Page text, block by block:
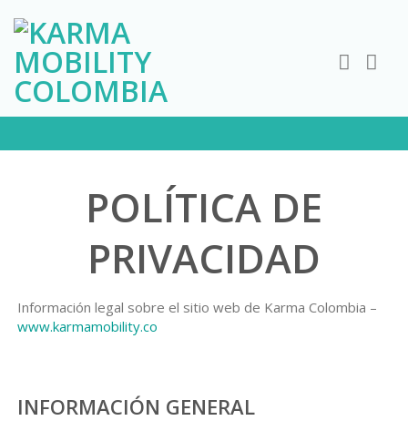
content
POLÍTICA DE
PRIVACIDAD
Información legal sobre el sitio web de Karma Colombia –
www.karmamobility.co
INFORMACIÓN GENERAL